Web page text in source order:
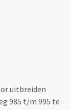
uitbreiden
985 t/m 995 te